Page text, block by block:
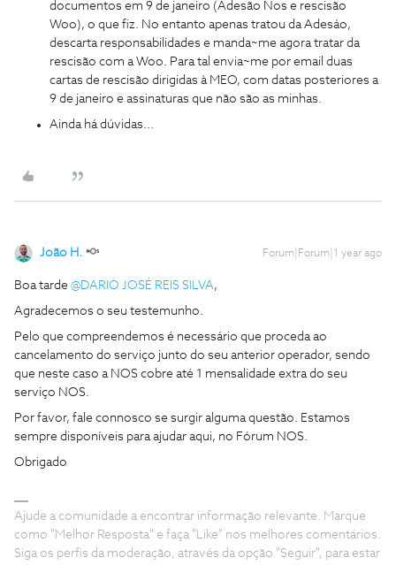
documentos em 9 de janeiro (Adesão Nos e rescisão
Woo), o que fiz. No entanto apenas tratou da Adesáo,
descarta responsabilidades e manda~me agora tratar da
rescisão com a Woo. Para tal envia~me por email duas
cartas de rescisão dirigidas à MEO, com datas posteriores a
9 de janeiro e assinaturas que não são as minhas.
Ainda há dúvidas...
João H. Forum|Forum|1 year ago
Boa tarde ​ @DARIO JOSÉ REIS SILVA,
Agradecemos o seu testemunho.
Pelo que compreendemos é necessário que proceda ao
cancelamento do serviço junto do seu anterior operador, sendo
que neste caso a NOS cobre até 1 mensalidade extra do seu
serviço NOS.
Por favor, fale connosco se surgir alguma questão. Estamos
sempre disponíveis para ajudar aqui, no Fórum NOS.
Obrigado
Ajude a comunidade a encontrar informação relevante. Marque
como "Melhor Resposta" e faça "Like" nos melhores comentários.
Siga os perfis da moderação, através da opção "Seguir", para estar